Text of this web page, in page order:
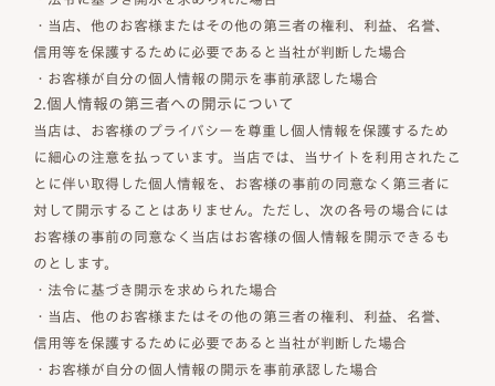
・当店、他のお客様またはその他の第三者の権利、利益、名誉、
信用等を保護するために必要であると当社が判断した場合
・お客様が自分の個人情報の開示を事前承認した場合
2.個人情報の第三者への開示について
当店は、お客様のプライバシーを尊重し個人情報を保護するため
に細心の注意を払っています。当店では、当サイトを利用されたこ
とに伴い取得した個人情報を、お客様の事前の同意なく第三者に
対して開示することはありません。ただし、次の各号の場合には
お客様の事前の同意なく当店はお客様の個人情報を開示できるも
のとします。
・法令に基づき開示を求められた場合
・当店、他のお客様またはその他の第三者の権利、利益、名誉、
信用等を保護するために必要であると当社が判断した場合
・お客様が自分の個人情報の開示を事前承認した場合